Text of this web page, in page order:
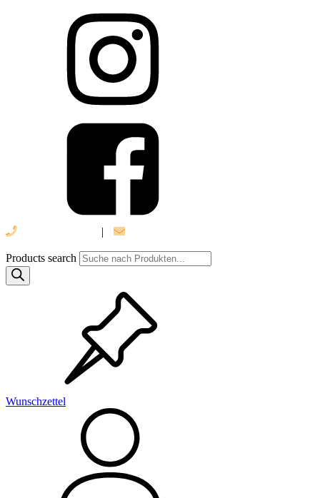
|
Products search
Wunschzettel